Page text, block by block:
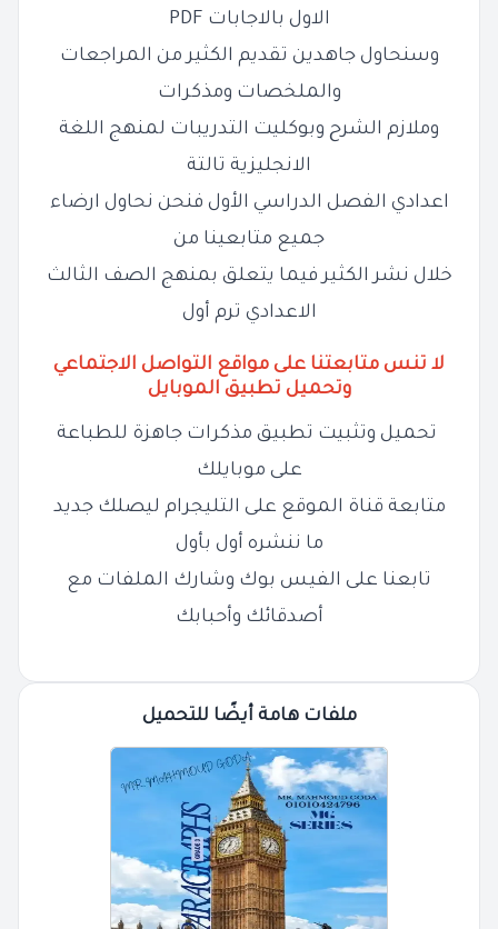
الاول بالاجابات PDF
وسنحاول جاهدين تقديم الكثير من المراجعات
والملخصات ومذكرات
وملازم الشرح وبوكليت التدريبات لمنهج اللغة
الانجليزية تالتة
اعدادي الفصل الدراسي الأول فنحن نحاول ارضاء
جميع متابعينا من
خلال نشر الكثير فيما يتعلق بمنهج الصف الثالث
الاعدادي ترم أول
لا تنس متابعتنا على مواقع التواصل الاجتماعي
وتحميل تطبيق الموبايل
تحميل وتثبيت تطبيق مذكرات جاهزة للطباعة
على موبايلك
متابعة قناة الموقع على التليجرام ليصلك جديد
ما ننشره أول بأول
تابعنا على الفيس بوك وشارك الملفات مع
أصدقائك وأحبابك
ملفات هامة أيضًا للتحميل